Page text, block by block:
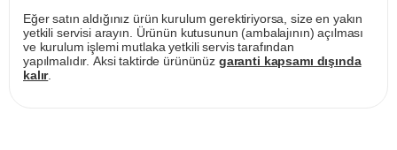
Eğer satın aldığınız ürün kurulum gerektiriyorsa, size en yakın
yetkili servisi arayın. Ürünün kutusunun (ambalajının) açılması
ve kurulum işlemi mutlaka yetkili servis tarafından
yapılmalıdır. Aksi taktirde ürününüz garanti kapsamı dışında
kalır.